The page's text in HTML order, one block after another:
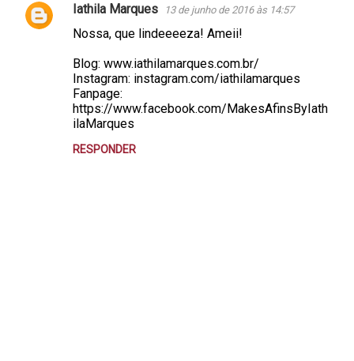
i
Iathila Marques 13 de junho de 2016 às 14:57
Nossa, que lindeeeeza! Ameii!
Blog: www.iathilamarques.com.br/
Instagram: instagram.com/iathilamarques
Fanpage:
https://www.facebook.com/MakesAfinsByIath
ilaMarques
RESPONDER